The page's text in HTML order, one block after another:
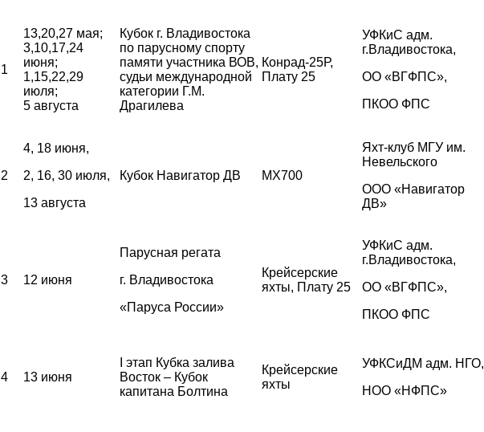
1
13,20,27 мая;
3,10,17,24
июня;
1,15,22,29
июля;
5 августа
Кубок г. Владивостока
по парусному спорту
памяти участника ВОВ,
судьи международной
категории Г.М.
Драгилева
Конрад-25Р,
Плату 25
УФКиС адм.
г.Владивостока,
ОО «ВГФПС»,
ПКОО ФПС
2
4, 18 июня,
2, 16, 30 июля,
13 августа
Кубок Навигатор ДВ MX700
Яхт-клуб МГУ им.
Невельского
ООО «Навигатор
ДВ»
3 12 июня
Парусная регата
г. Владивостока
«Паруса России»
Крейсерские
яхты, Плату 25
УФКиС адм.
г.Владивостока,
ОО «ВГФПС»,
ПКОО ФПС
4 13 июня
I этап Кубка залива
Восток – Кубок
капитана Болтина
Крейсерские
яхты
УФКСиДМ адм. НГО,
НОО «НФПС»